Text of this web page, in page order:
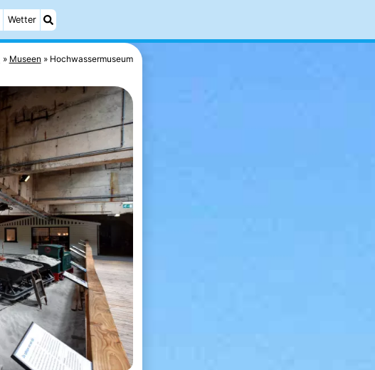
Wetter
Museen Hochwassermuseum